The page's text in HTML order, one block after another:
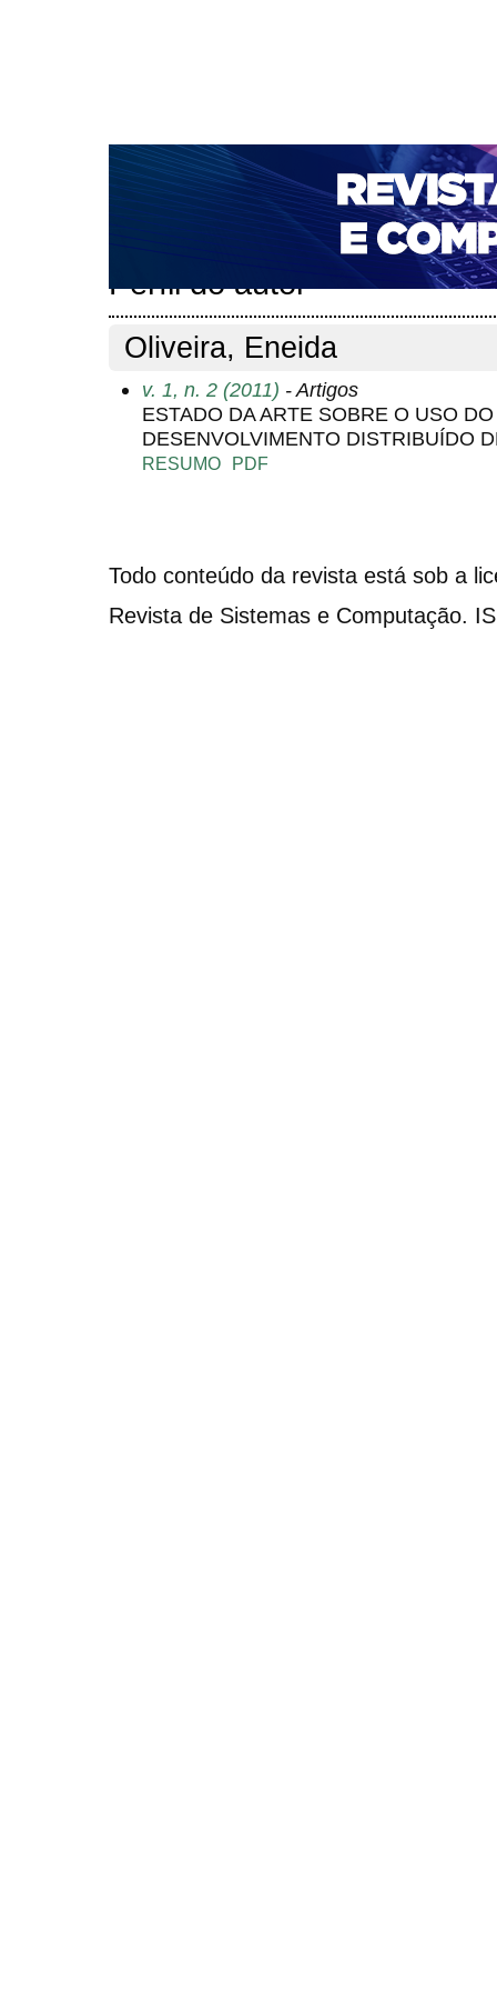
CAPA SOBRE ACESSO CADASTRO
NOTÍCIAS
PORTAL DE REVISTAS DA UNIFACS
PARA AVALIADORES
NOVA SUBMISSÃO
Perfil do autor
Oliveira, Eneida
v. 1, n. 2 (2011) - Artigos
ESTADO DA ARTE SOBRE O USO
DESENVOLVIMENTO DISTRIBUÍDO
RESUMO PDF
Todo conteúdo da revista está sob a
Revista de Sistemas e Computação.